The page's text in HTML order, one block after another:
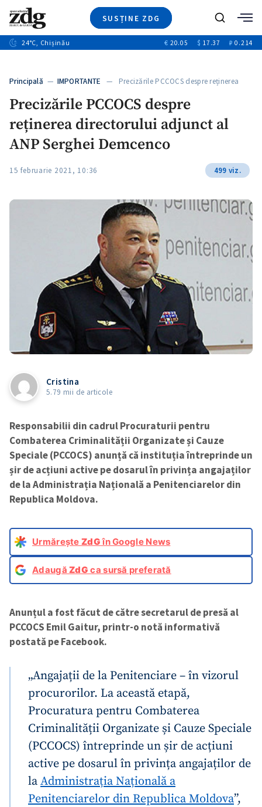
SUSȚINE ZDG
Ştiri
+13
Video
Special
Blog
Caută
24°C, Chișinău € 20.05 $ 17.37 ₽ 0.214
Principală — IMPORTANTE — Precizările PCCOCS despre reținerea
Precizările PCCOCS despre
reținerea directorului adjunct al
ANP Serghei Demcenco
15 februarie 2021, 10:36 499 viz.
Cristina
5.79 mii de articole
Responsabilii din cadrul Procuraturii pentru
Combaterea Criminalității Organizate și Cauze
Speciale (PCCOCS) anunță că instituția întreprinde un
șir de acțiuni active pe dosarul în privința angajaților
de la Administrația Națională a Penitenciarelor din
Republica Moldova.
Urmărește ZdGîn Google News
AdaugăZdG ca sursă preferată
Anunțul a fost făcut de către secretarul de presă al
PCCOCS Emil Gaitur, printr-o notă informativă
postată pe Facebook.
„Angajații de la Penitenciare – în vizorul
procurorilor. La această etapă,
Procuratura pentru Combaterea
Criminalității Organizate și Cauze Speciale
(PCCOCS) întreprinde un șir de acțiuni
active pe dosarul în privința angajaților de
laAdministrația Națională a
Penitenciarelor din Republica Moldova”,